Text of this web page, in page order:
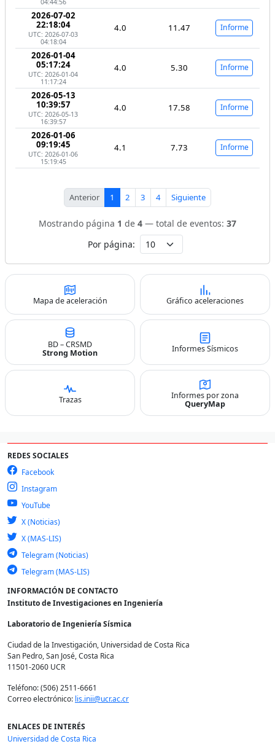
2026-07-02
22:18:04
UTC: 2026-07-03
04:18:04
4.0 11.47 Informe
2026-01-04
05:17:24
UTC: 2026-01-04
11:17:24
4.0 5.30 Informe
2026-05-13
10:39:57
UTC: 2026-05-13
16:39:57
4.0 17.58 Informe
2026-01-06
09:19:45
UTC: 2026-01-06
15:19:45
4.1 7.73 Informe
Anterior 1 2 3 4 Siguiente
Mostrando página 1 de 4 — total de eventos: 37
Por página:
Mapa de aceleración Gráfico aceleraciones
BD – CRSMD
Strong Motion
Informes Sísmicos
Trazas
Informes por zona
QueryMap
REDES SOCIALES
Facebook
Instagram
YouTube
X (Noticias)
X (MAS-LIS)
Telegram (Noticias)
Telegram (MAS-LIS)
INFORMACIÓN DE CONTACTO
Instituto de Investigaciones en Ingeniería
Laboratorio de Ingeniería Sísmica
Ciudad de la Investigación, Universidad de Costa Rica
San Pedro, San José, Costa Rica
11501-2060 UCR
Teléfono: (506) 2511-6661
Correo electrónico: lis.inii@ucr.ac.cr
ENLACES DE INTERÉS
Universidad de Costa Rica